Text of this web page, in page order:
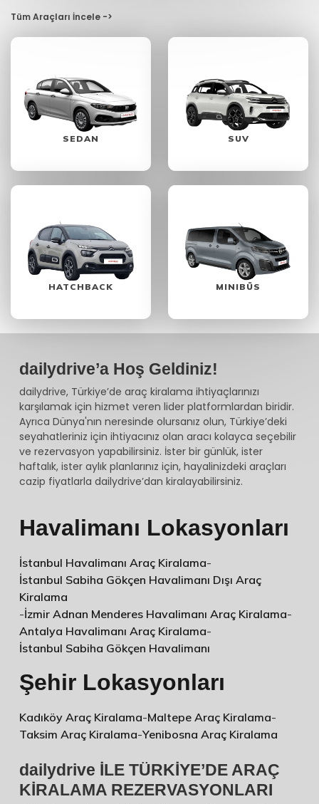
Tüm Araçları İncele ->
SEDAN SUV
HATCHBACK MINIBÜS
dailydrive’a Hoş Geldiniz!
dailydrive, Türkiye’de araç kiralama ihtiyaçlarınızı
karşılamak için hizmet veren lider platformlardan biridir.
Ayrıca Dünya'nın neresinde olursanız olun, Türkiye’deki
seyahatleriniz için ihtiyacınız olan aracı kolayca seçebilir
ve rezervasyon yapabilirsiniz. İster bir günlük, ister
haftalık, ister aylık planlarınız için, hayalinizdeki araçları
cazip fiyatlarla dailydrive’dan kiralayabilirsiniz.
Havalimanı Lokasyonları
İstanbul Havalimanı Araç Kiralama-
İstanbul Sabiha Gökçen Havalimanı Dışı Araç
Kiralama
-İzmir Adnan Menderes Havalimanı Araç Kiralama-
Antalya Havalimanı Araç Kiralama-
İstanbul Sabiha Gökçen Havalimanı
Şehir Lokasyonları
Kadıköy Araç Kiralama-Maltepe Araç Kiralama-
Taksim Araç Kiralama-Yenibosna Araç Kiralama
dailydrive İLE TÜRKİYE’DE ARAÇ
KİRALAMA REZERVASYONLARI